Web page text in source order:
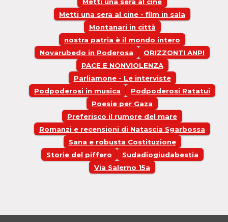
Metti una sera al cine
Metti una sera al cine - film in sala
Montanari in città
nostra patria è il mondo intero
Novarubedo in Poderosa
ORIZZONTI ANPI
PACE E NONVIOLENZA
Parliamone - Le interviste
Podpoderosi in musica
Podpoderosi Ratatui
Poesie per Gaza
Preferisco il rumore del mare
Romanzi e recensioni di Natascia Sgarbossa
Sana e robusta Costituzione
Storie del piffero
Sudadiogiudabestia
Via Salerno 15a